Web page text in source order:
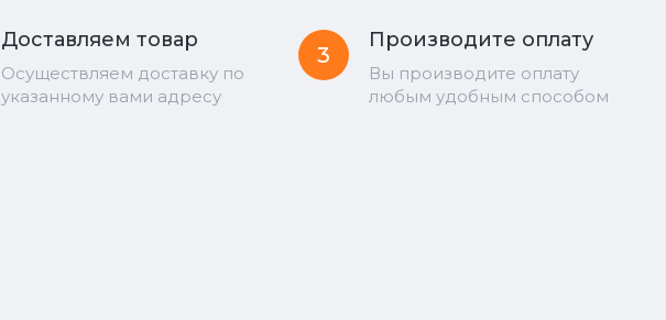
Доставляем товар
Осуществляем доставку по
указанному вами адресу
3
Производите оплату
Вы производите оплату
любым удобным способом